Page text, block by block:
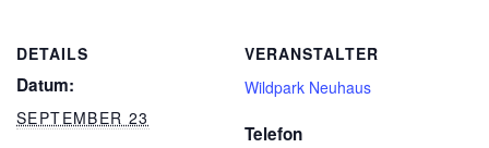
DETAILS
Datum:
SEPTEMBER 23
VERANSTALTER
Wildpark Neuhaus
Telefon